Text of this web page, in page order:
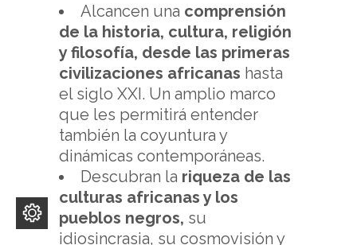
Alcancen una comprensión
de la historia, cultura, religión
y filosofía, desde las primeras
civilizaciones africanas hasta
el siglo XXI. Un amplio marco
que les permitirá entender
también la coyuntura y
dinámicas contemporáneas.
Descubran la riqueza de las
culturas africanas y los
pueblos negros, su
idiosincrasia, su cosmovisión y